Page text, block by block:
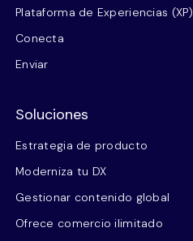
Plataforma de Experiencias (XP)
Conecta
Enviar
Soluciones
Estrategia de producto
Moderniza tu DX
Gestionar contenido global
Ofrece comercio ilimitado